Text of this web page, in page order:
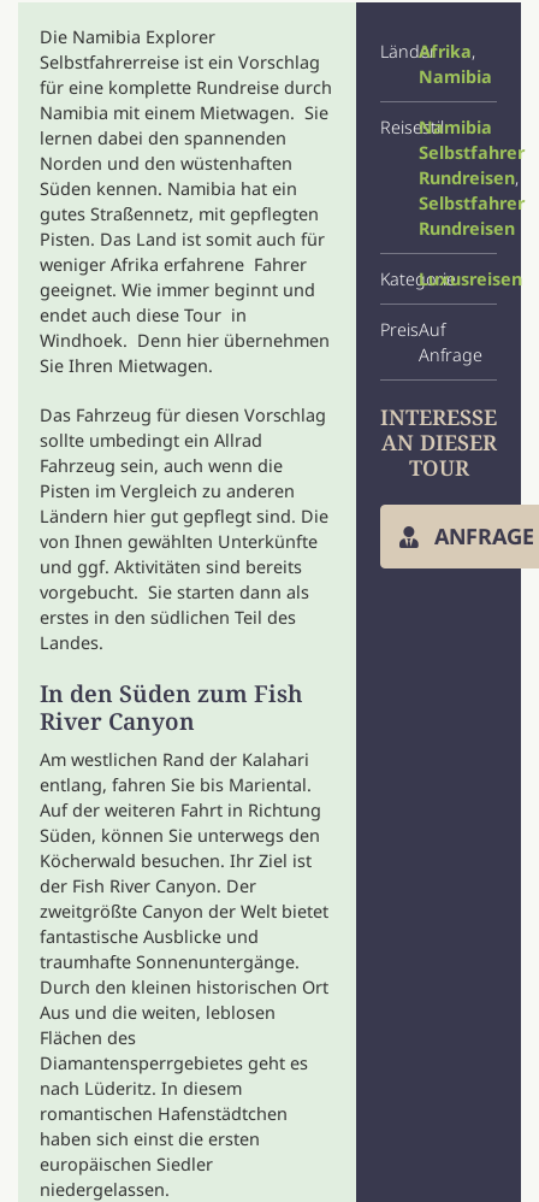
Die Namibia Explorer
Selbstfahrerreise ist ein Vorschlag
für eine komplette Rundreise durch
Namibia mit einem Mietwagen. Sie
lernen dabei den spannenden
Norden und den wüstenhaften
Süden kennen. Namibia hat ein
gutes Straßennetz, mit gepflegten
Pisten. Das Land ist somit auch für
weniger Afrika erfahrene Fahrer
geeignet. Wie immer beginnt und
endet auch diese Tour in
Windhoek. Denn hier übernehmen
Sie Ihren Mietwagen.
Das Fahrzeug für diesen Vorschlag
sollte umbedingt ein Allrad
Fahrzeug sein, auch wenn die
Pisten im Vergleich zu anderen
Ländern hier gut gepflegt sind. Die
von Ihnen gewählten Unterkünfte
und ggf. Aktivitäten sind bereits
vorgebucht. Sie starten dann als
erstes in den südlichen Teil des
Landes.
In den Süden zum Fish
River Canyon
Am westlichen Rand der Kalahari
entlang, fahren Sie bis Mariental.
Auf der weiteren Fahrt in Richtung
Süden, können Sie unterwegs den
Köcherwald besuchen. Ihr Ziel ist
der Fish River Canyon. Der
zweitgrößte Canyon der Welt bietet
fantastische Ausblicke und
traumhafte Sonnenuntergänge.
Durch den kleinen historischen Ort
Aus und die weiten, leblosen
Flächen des
Diamantensperrgebietes geht es
nach Lüderitz. In diesem
romantischen Hafenstädtchen
haben sich einst die ersten
europäischen Siedler
niedergelassen.
LänderAfrika,
Namibia
ReisestilNamibia
Selbstfahrer
Rundreisen,
Selbstfahrer
Rundreisen
KategorieLuxusreisen
PreisAuf
Anfrage
INTERESSE
AN DIESER
TOUR
ANFRAGE